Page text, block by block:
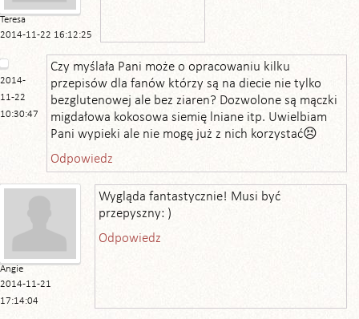
Teresa
2014-11-22 16:12:25
2014-
11-22
10:30:47
Czy myślała Pani może o opracowaniu kilku
przepisów dla fanów którzy są na diecie nie tylko
bezglutenowej ale bez ziaren? Dozwolone są mączki
migdałowa kokosowa siemię lniane itp. Uwielbiam
Pani wypieki ale nie mogę już z nich korzystać😣
Odpowiedz
Angie
2014-11-21
17:14:04
Wygląda fantastycznie! Musi być
przepyszny: )
Odpowiedz